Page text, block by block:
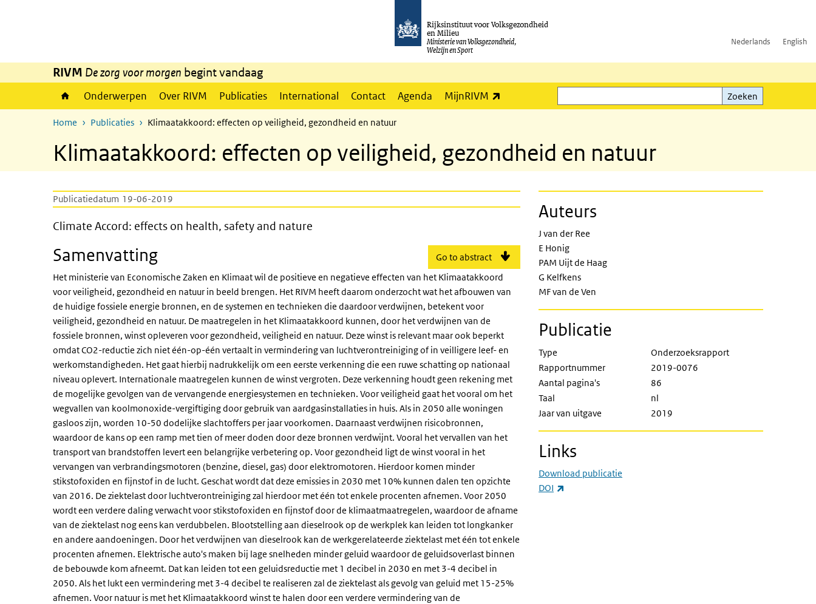
Rijksinstituut voor Volksgezondheid
en Milieu
Ministerie van Volksgezondheid,
Welzijn en Sport
Nederlands English
RIVM De zorg voor morgen begint vandaag
Onderwerpen Over RIVM Publicaties International Contact Agenda MijnRIVM
Zoeken
Zoeken
Home Publicaties Klimaatakkoord: effecten op veiligheid, gezondheid en natuur
Klimaatakkoord: effecten op veiligheid, gezondheid en natuur
Publicatiedatum 19-06-2019
Climate Accord: effects on health, safety and nature
Climate Accord: effects on health, safety and nature
Go to abstract
Samenvatting
Het ministerie van Economische Zaken en Klimaat wil de positieve en negatieve effecten van het Klimaatakkoord
voor veiligheid, gezondheid en natuur in beeld brengen. Het RIVM heeft daarom onderzocht wat het afbouwen van
de huidige fossiele energie bronnen, en de systemen en technieken die daardoor verdwijnen, betekent voor
veiligheid, gezondheid en natuur. De maatregelen in het Klimaatakkoord kunnen, door het verdwijnen van de
fossiele bronnen, winst opleveren voor gezondheid, veiligheid en natuur. Deze winst is relevant maar ook beperkt
omdat CO2-reductie zich niet één-op-één vertaalt in vermindering van luchtverontreiniging of in veilligere leef- en
werkomstandigheden. Het gaat hierbij nadrukkelijk om een eerste verkenning die een ruwe schatting op nationaal
niveau oplevert. Internationale maatregelen kunnen de winst vergroten. Deze verkenning houdt geen rekening met
de mogelijke gevolgen van de vervangende energiesystemen en technieken. Voor veiligheid gaat het vooral om het
wegvallen van koolmonoxide-vergiftiging door gebruik van aardgasinstallaties in huis. Als in 2050 alle woningen
gasloos zijn, worden 10-50 dodelijke slachtoffers per jaar voorkomen. Daarnaast verdwijnen risicobronnen,
waardoor de kans op een ramp met tien of meer doden door deze bronnen verdwijnt. Vooral het vervallen van het
transport van brandstoffen levert een belangrijke verbetering op. Voor gezondheid ligt de winst vooral in het
vervangen van verbrandingsmotoren (benzine, diesel, gas) door elektromotoren. Hierdoor komen minder
stikstofoxiden en fijnstof in de lucht. Geschat wordt dat deze emissies in 2030 met 10% kunnen dalen ten opzichte
van 2016. De ziektelast door luchtverontreiniging zal hierdoor met één tot enkele procenten afnemen. Voor 2050
wordt een verdere daling verwacht voor stikstofoxiden en fijnstof door de klimaatmaatregelen, waardoor de afname
van de ziektelast nog eens kan verdubbelen. Blootstelling aan dieselrook op de werkplek kan leiden tot longkanker
en andere aandoeningen. Door het verdwijnen van dieselrook kan de werkgerelateerde ziektelast met één tot enkele
procenten afnemen. Elektrische auto's maken bij lage snelheden minder geluid waardoor de geluidsoverlast binnen
de bebouwde kom afneemt. Dat kan leiden tot een geluidsreductie met 1 decibel in 2030 en met 3-4 decibel in
2050. Als het lukt een vermindering met 3-4 decibel te realiseren zal de ziektelast als gevolg van geluid met 15-25%
afnemen. Voor natuur is met het Klimaatakkoord winst te halen door een verdere vermindering van de
Auteurs
J van der Ree
E Honig
PAM Uijt de Haag
G Kelfkens
MF van de Ven
Publicatie
Type
Onderzoeksrapport
Rapportnummer
2019-0076
Aantal pagina's
86
Taal
nl
Jaar van uitgave
2019
Links
Download publicatie
DOI